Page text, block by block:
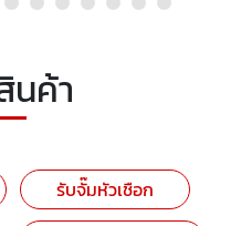
นค้า
รับจั๊มหัวเชือก